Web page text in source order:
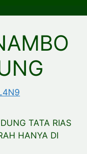
TATA RIAS
HANYA DI